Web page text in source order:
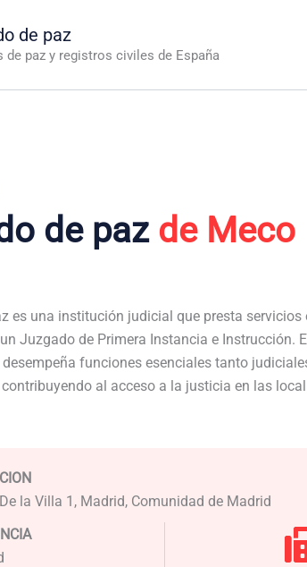
de paz
de paz y registros civiles de España
de paz de Meco
es una institución judicial que presta
Juzgado de Primera Instancia e Instrucción.
funciones esenciales tanto
al acceso a la justicia en las
la Villa 1, Madrid, Comunidad de Madrid